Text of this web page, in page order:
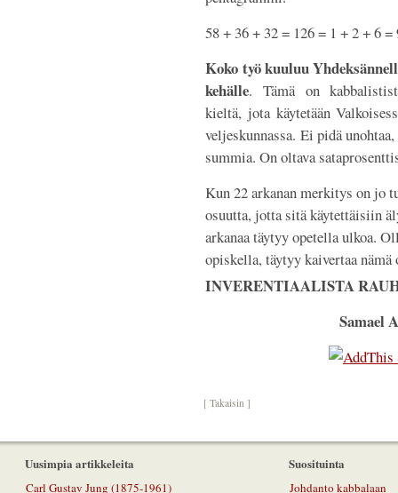
58 + 36 + 32 = 126 = 1 + 2 + 6 =
Koko työ kuuluu
kehälle. Tämä on
kieltä, jota käytetään
veljeskunnassa. Ei pidä
summia. On oltava
Kun 22 arkanan merkitys on jo
osuutta, jotta sitä käytettäisiin
arkanaa täytyy opetella ulkoa.
opiskella, täytyy kaivertaa
INVERENTIAALISTA
Samael
[ Takaisin ]
Uusimpia artikkeleita
Carl Gustav Jung (1875-1961)
Suosituinta
Johdanto kabbalaan